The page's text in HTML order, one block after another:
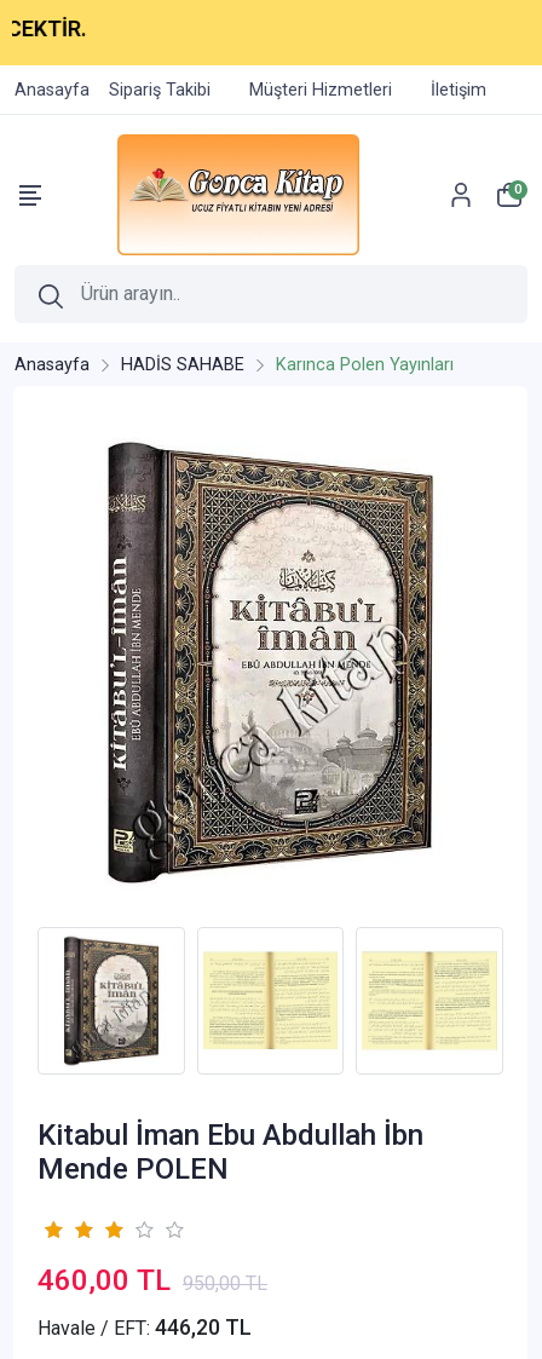
Anasayfa Sipariş Takibi Müşteri Hizmetleri İletişim
0
Anasayfa HADİS SAHABE Karınca Polen Yayınları
Kitabul İman Ebu Abdullah İbn
Mende POLEN
460,00 TL 950,00 TL
Havale / EFT: 446,20 TL